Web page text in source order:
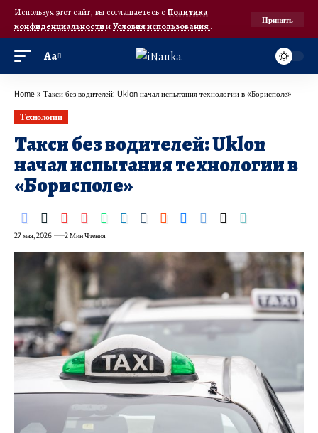
Используя этот сайт, вы соглашаетесь с Политика
конфиденциальностииУсловия использования.
Принять
Аа
Home » Такси без водителей: Uklon начал испытания технологии в «Борисполе»
Технологии
Такси без водителей: Uklon
начал испытания технологии в
«Борисполе»
27 мая, 2026 2 Мин Чтения